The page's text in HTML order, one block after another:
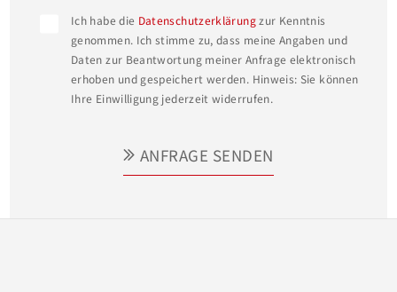
Ich habe die Datenschutzerklärungzur Kenntnis
genommen. Ich stimme zu, dass meine Angaben und
Daten zur Beantwortung meiner Anfrage elektronisch
erhoben und gespeichert werden. Hinweis: Sie können
Ihre Einwilligung jederzeit widerrufen.
ANFRAGE SENDEN